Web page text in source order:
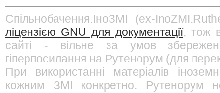
Спільнобачення.ІноЗМІ (ex-
ліцензією GNU для документації, тож
сайті - вільне за умов
гіперпосилання на Рутенорум (для
При використанні матеріалів
кожним ЗМІ конкретно. Рутенорум